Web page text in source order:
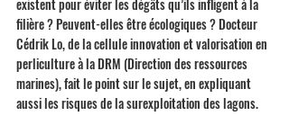
existent pour éviter les dégâts qu’ils infligent à la
filière ? Peuvent-elles être écologiques ? Docteur
Cédrik Lo, de la cellule innovation et valorisation en
perliculture à la DRM (Direction des ressources
marines), fait le point sur le sujet, en expliquant
aussi les risques de la surexploitation des lagons.